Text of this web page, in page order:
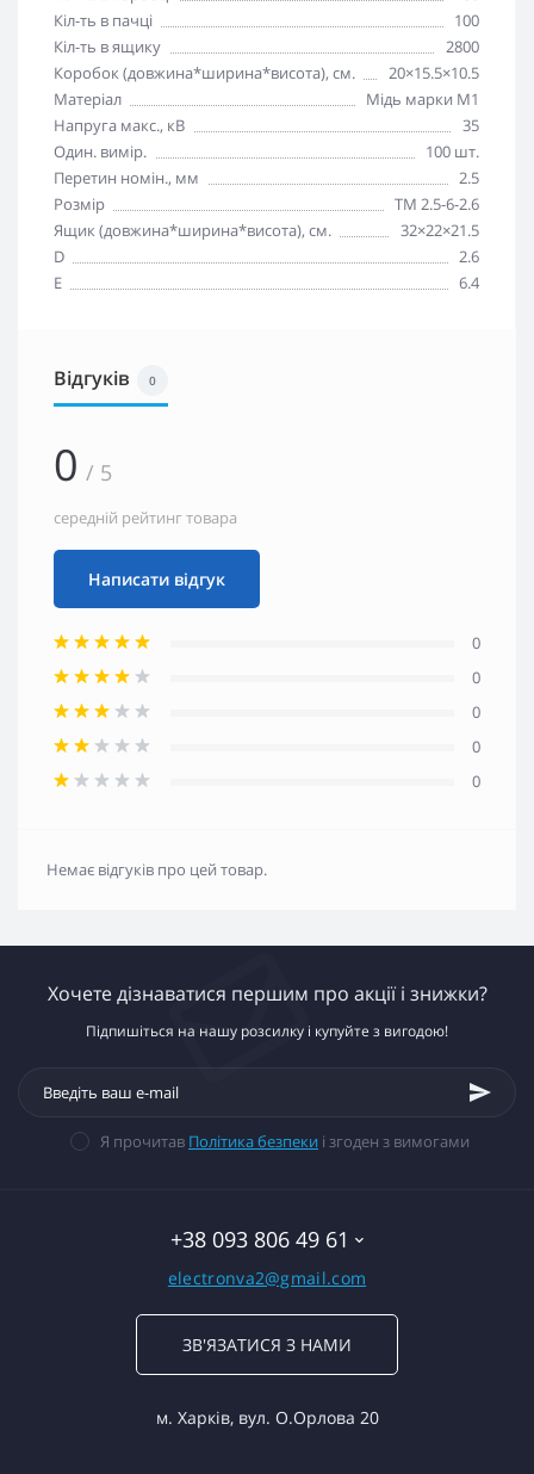
Кіл-ть в пачці
100
Кіл-ть в ящику
2800
Коробок (довжина*ширина*висота), см.
20×15.5×10.5
Матеріал
Мідь марки М1
Напруга макс., кВ
35
Один. вимір.
100 шт.
Перетин номін., мм
2.5
Розмір
ТМ 2.5-6-2.6
Ящик (довжина*ширина*висота), см.
32×22×21.5
D
2.6
E
6.4
Відгуків 0
0 / 5
середній рейтинг товара
Написати відгук
0
0
0
0
0
Немає відгуків про цей товар.
Хочете дізнаватися першим про акції і знижки?
Підпишіться на нашу розсилку і купуйте з вигодою!
Я прочитав Політика безпеки і згоден з вимогами
+38 093 806 49 61
electronva2@gmail.com
ЗВ'ЯЗАТИСЯ З НАМИ
м. Харків, вул. О.Орлова 20